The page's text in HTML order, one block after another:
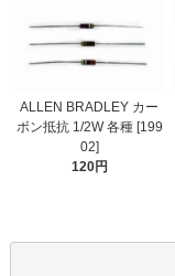
ALLEN BRADLEY カー
ボン抵抗 1/2W 各種 [199
02]
120円